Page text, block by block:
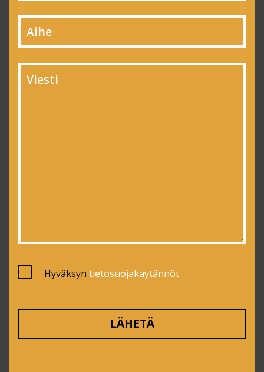
Hyväksyn tietosuojakäytännöt